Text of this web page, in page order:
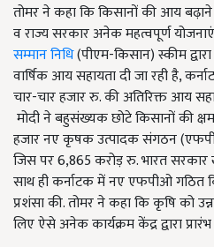
तोमर ने कहा कि किसानों की आय
व राज्य सरकार अनेक महत्वपूर्ण
सम्मान निधि(पीएम-किसान) स्कीम
वार्षिक आय सहायता दी जा रही है,
चार-चार हजार रु. की अतिरिक्त आय
मोदी ने बहुसंख्यक छोटे किसानों की
हजार नए कृषक उत्पादक संगठन
जिस पर6,865करोड़ रु. भारत सरकार
साथ ही कर्नाटक में नए एफपीओ गठित
प्रशंसा की. तोमर ने कहा कि कृषि को
लिए ऐसे अनेक कार्यक्रम केंद्र द्वारा